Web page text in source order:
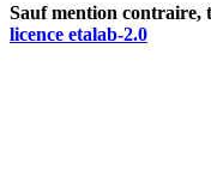
Sauf mention contraire,
licence etalab-2.0